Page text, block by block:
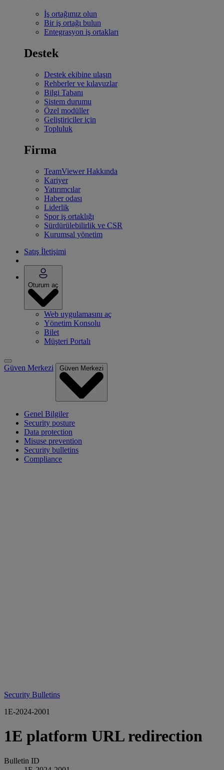
İş ortağımız olun
Bir iş ortağı bulun
Entegrasyon iş ortakları
Destek
Destek ekibine ulaşın
Rehberler ve kılavuzlar
Bilgi Tabanı
Sistem durumu
Özel modüller
Geliştiriciler için
Topluluk
Firma
TeamViewer Hakkında
Kariyer
Yatırımcılar
Haber odası
Liderlik
Spor iş ortaklığı
Sürdürülebilirlik ve CSR
Kurumsal yönetim
Satış İletişimi
Oturum aç
Web uygulamasını aç
Yönetim Konsolu
Bilet
Müşteri Portalı
Güven Merkezi Güven Merkezi
Genel Bilgiler
Security posture
Data protection
Misuse prevention
Security bulletins
Compliance
Security Bulletins
1E-2024-2001
1E platform URL redirection
Bulletin ID